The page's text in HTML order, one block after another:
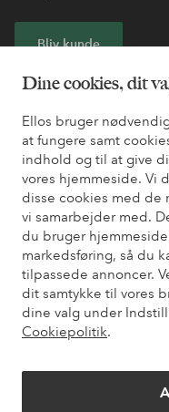
Dine cookies, dit
Ellos bruger
at fungere samt
indhold og til at give
vores hjemmeside. Vi
disse cookies med de
vi samarbejder med.
du bruger
markedsføring, så du
tilpassede annoncer.
dit samtykke til vores
dine valg under
Cookiepolitik.
Bliv kunde
* Se tilbudsbetingelser ved
Har du brug for
Du kan finde svar på de
Du kan også finde
Kundeservice
Mine sider
Om Ellos